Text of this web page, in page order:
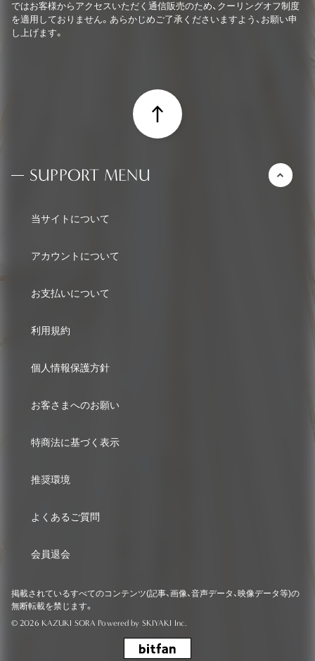
ではお客様からアクセスいただく通信販売のため、クーリングオフ制度
を適用しておりません。あらかじめご了承くださいますよう、お願い申
し上げます。
SUPPORT MENU
当サイトについて
アカウントについて
お支払いについて
利用規約
個人情報保護方針
お客さまへのお願い
特商法に基づく表示
推奨環境
よくあるご質問
会員退会
掲載されているすべてのコンテンツ(記事、画像、音声データ、映像データ等)の
無断転載を禁じます。
© 2026 KAZUKI SORA Powered by SKIYAKI Inc.